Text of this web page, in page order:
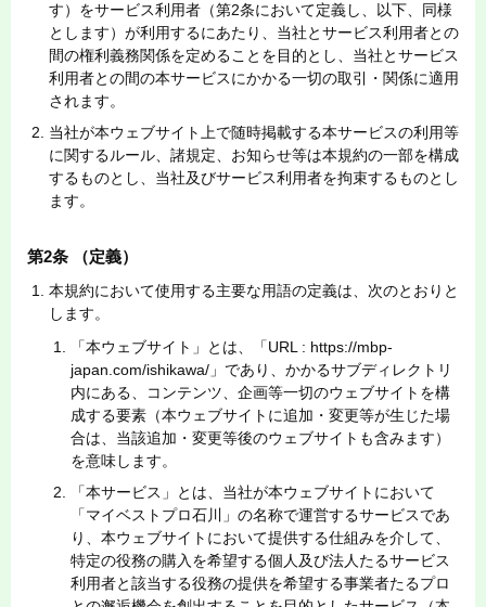
す）をサービス利用者（第2条において定義し、以下、同様
とします）が利用するにあたり、当社とサービス利用者との
間の権利義務関係を定めることを目的とし、当社とサービス
利用者との間の本サービスにかかる一切の取引・関係に適用
されます。
当社が本ウェブサイト上で随時掲載する本サービスの利用等
に関するルール、諸規定、お知らせ等は本規約の一部を構成
するものとし、当社及びサービス利用者を拘束するものとし
ます。
第2条 （定義）
本規約において使用する主要な用語の定義は、次のとおりと
します。
「本ウェブサイト」とは、「URL : https://mbp-
japan.com/ishikawa/」であり、かかるサブディレクトリ
内にある、コンテンツ、企画等一切のウェブサイトを構
成する要素（本ウェブサイトに追加・変更等が生じた場
合は、当該追加・変更等後のウェブサイトも含みます）
を意味します。
「本サービス」とは、当社が本ウェブサイトにおいて
「マイベストプロ石川」の名称で運営するサービスであ
り、本ウェブサイトにおいて提供する仕組みを介して、
特定の役務の購入を希望する個人及び法人たるサービス
利用者と該当する役務の提供を希望する事業者たるプロ